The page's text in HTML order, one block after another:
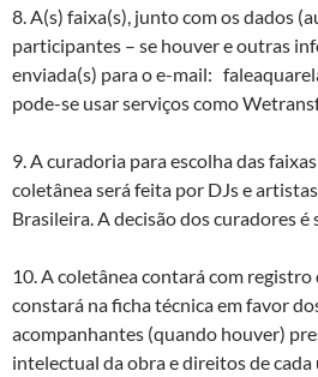
8. A(s) faixa(s), junto com os dados
participantes – se houver e outras
enviada(s) para o e-mail:
pode-se usar serviços como
9. A curadoria para escolha das
coletânea será feita por DJs e
Brasileira. A decisão dos curadores é
10. A coletânea contará com registro
constará na ficha técnica em favor
acompanhantes (quando houver)
intelectual da obra e direitos de cada